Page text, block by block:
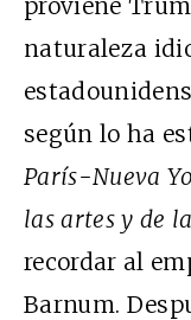
proviene
naturaleza
según lo ha
París-Nueva
las artes y de
recordar al
Barnum.